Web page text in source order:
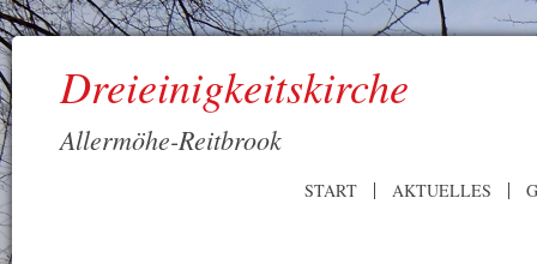
Dreieinigkeitskirche
Allermöhe-Reitbrook
START AKTUELLES